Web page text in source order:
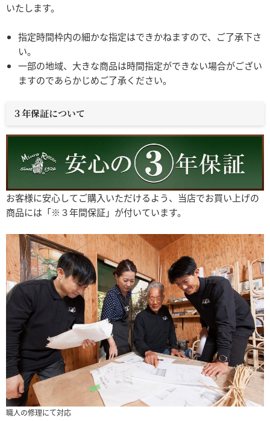
いたします。
指定時間枠内の細かな指定はできかねますので、ご了承下さ
い。
一部の地域、大きな商品は時間指定ができない場合がござい
ますのであらかじめご了承ください。
３年保証について
お客様に安心してご購入いただけるよう、当店でお買い上げの
商品には「※３年間保証」が付いています。
職人の修理にて対応